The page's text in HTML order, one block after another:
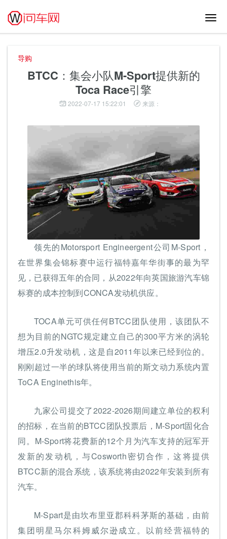
切
导购
BTCC：集会小队M-Sport提供新的
Toca Race引擎
2022-07-17 15:22:01 来源：
领先的Motorsport Engineergent公司M-Sport，
在世界集会锦标赛中运行福特嘉年华街事的最为罕
见，已获得五年的合同，从2022年向英国旅游汽车锦
标赛的成本控制到CONCA发动机供应。
TOCA单元可供任何BTCC团队使用，该团队不
想为目前的NGTC规定建立自己的300平方米的涡轮
增压2.0升发动机，这是自2011年以来已经到位的。
刚刚超过一半的球队将使用当前的斯文动力系统内置
ToCA Enginethis年。
九家公司提交了2022-2026期间建立单位的权利
的招标，在当前的BTCC团队投票后，M-Sport固化合
同。M-Sport将花费新的12个月为汽车支持的冠军开
发新的发动机，与Cosworth密切合作，这将提供
BTCC新的混合系统，该系统将由2022年安装到所有
汽车。
M-Spart是由坎布里亚郡科科茅斯的基础，由前
集团明星马尔科姆威尔逊成立。以前经营福特的